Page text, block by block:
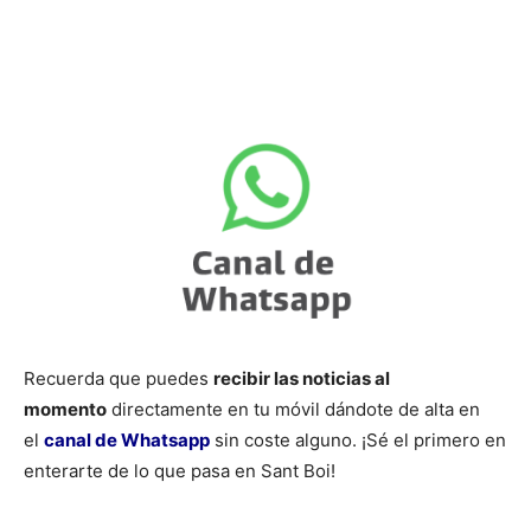
Recuerda que puedes recibir las noticias al
momento directamente en tu móvil dándote de alta en
el canal de Whatsapp sin coste alguno. ¡Sé el primero en
enterarte de lo que pasa en Sant Boi!